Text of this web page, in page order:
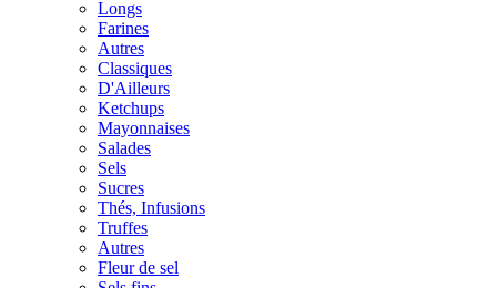
Longs
Farines
Autres
Classiques
D'Ailleurs
Ketchups
Mayonnaises
Salades
Sels
Sucres
Thés, Infusions
Truffes
Autres
Fleur de sel